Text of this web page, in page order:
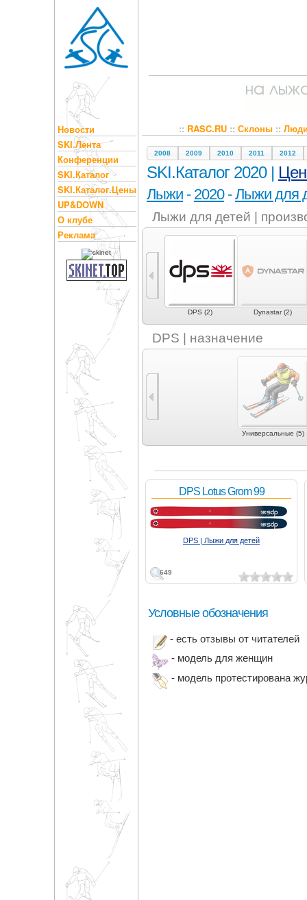
Новости
SKI.Лента
Конференции
SKI.Каталог
SKI.Каталог.Цены
UP&DOWN
О клубе
Реклама
:: RASC.RU:: Склоны::
2008 2009 2010 2011 2012
SKI.Каталог 2020 |
Лыжи - 2020-Лыжи для
Лыжи для детей |
BxB (9) DPS (2) Dynastar (2)
DPS | назначение
Универсальные (5)
649
DPS Lotus Grom 99
DPS | Лыжи для детей
Условные обозначения
- есть отзывы от читателей
- модель для женщин
- модель протестирована